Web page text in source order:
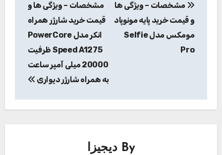
نوشته
مشخصات – ویژگی ها
و قیمت خرید پایه مونوپاد
مومکس مدل Selfie
Pro
مشخصات – ویژگی ها و
قیمت خرید شارژر همراه
انکر مدل PowerCore
Speed A1275 ظرفیت
20000 میلی آمپر ساعت
به همراه شارژر دیواری
By دیجیزا